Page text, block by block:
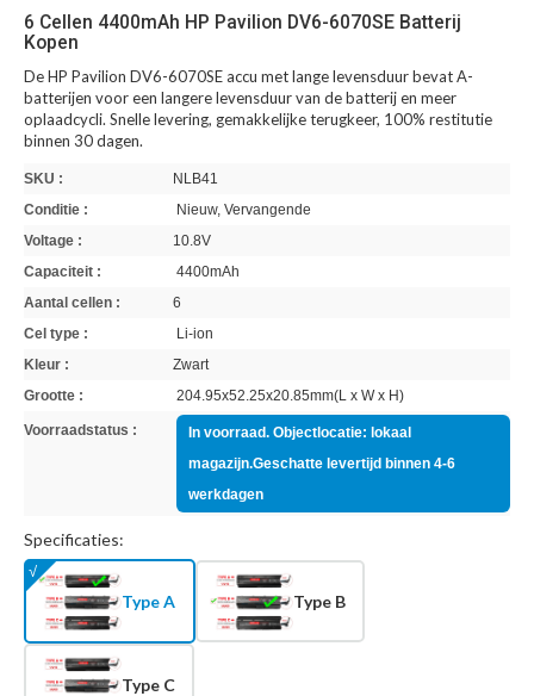
6 Cellen 4400mAh HP Pavilion DV6-6070SE Batterij
Kopen
De HP Pavilion DV6-6070SE accu met lange levensduur bevat A-
batterijen voor een langere levensduur van de batterij en meer
oplaadcycli. Snelle levering, gemakkelijke terugkeer, 100% restitutie
binnen 30 dagen.
SKU :
NLB41
Conditie :
Nieuw, Vervangende
Voltage :
10.8V
Capaciteit :
4400mAh
Aantal cellen :
6
Cel type :
Li-ion
Kleur :
Zwart
Grootte :
204.95x52.25x20.85mm(L x W x H)
Voorraadstatus :
In voorraad. Objectlocatie: lokaal
magazijn.Geschatte levertijd binnen 4-6
werkdagen
Specificaties:
Type A Type B
Type C